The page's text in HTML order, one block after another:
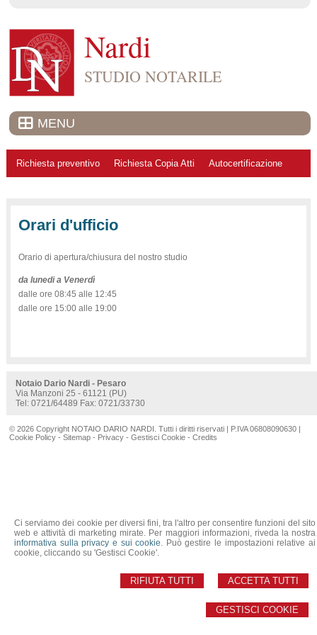
Ci serviamo dei cookie per diversi fini, tra l'altro per consentire funzioni del sito
web e attività di marketing mirate. Per maggiori informazioni, riveda la nostra
informativa sulla privacy e sui cookie. Può gestire le impostazioni relative ai
cookie, cliccando su 'Gestisci Cookie'.
ACCETTA TUTTI
RIFIUTA TUTTI
GESTISCI COOKIE
Nardi
STUDIO NOTARILE
MENU
Richiesta preventivo Richiesta Copia Atti Autocertificazione
Orari d'ufficio
Orario di apertura/chiusura del nostro studio
da lunedi a Venerdì
dalle ore 08:45 alle 12:45
dalle ore 15:00 alle 19:00
Notaio Dario Nardi - Pesaro
Via Manzoni 25 - 61121 (PU)
Tel: 0721/64489 Fax: 0721/33730
© 2026 Copyright NOTAIO DARIO NARDI. Tutti i diritti riservati | P.IVA 06808090630 |
Cookie Policy -Sitemap - Privacy -Gestisci Cookie -Credits